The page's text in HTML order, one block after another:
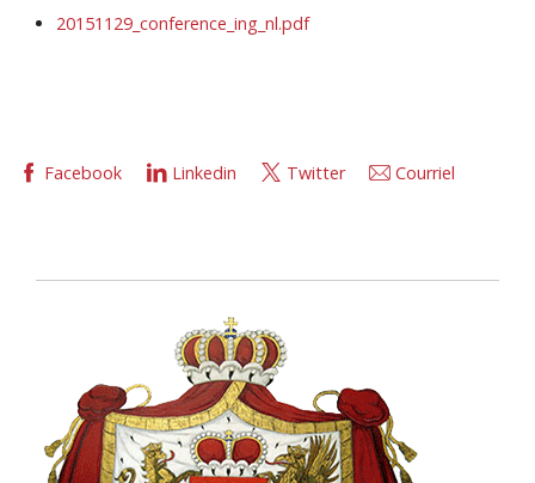
20151129_conference_ing_nl.pdf
Facebook Linkedin Twitter Courriel